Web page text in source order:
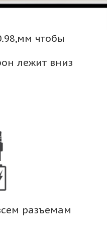
чтобы
лежит вниз
разъемам